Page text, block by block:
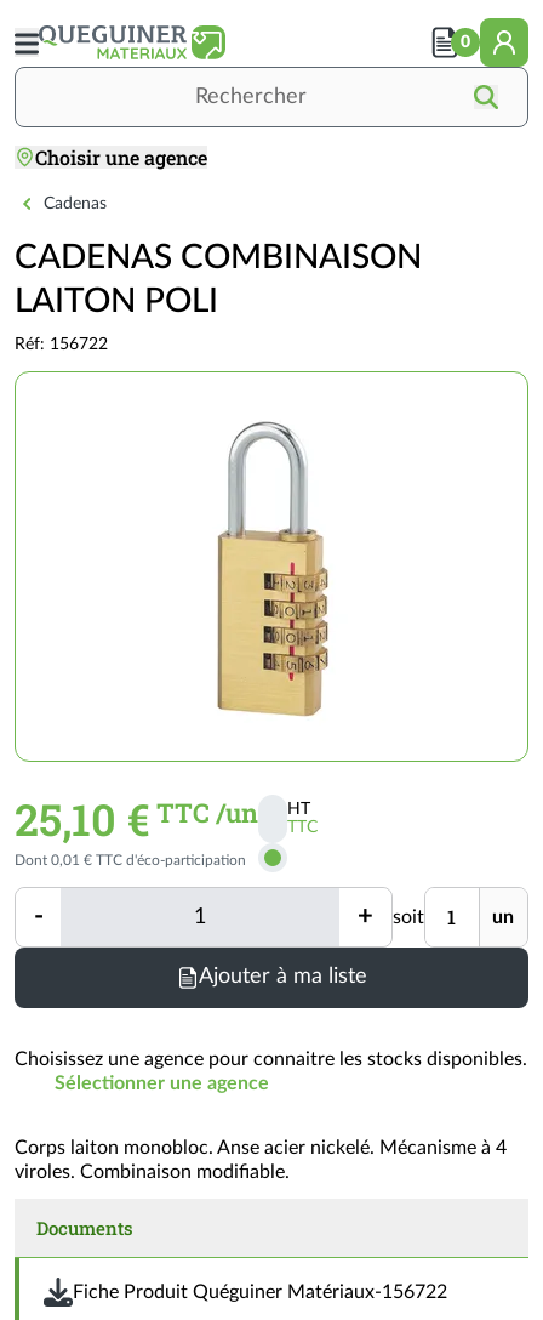
au
contenu
Choisir une agence
0
Accueil
OUTILLAGE / QUINCAILLERIE
QUINCAILLERIE
Serrurerie
Cadenas
CADENAS COMBINAISON
LAITON POLI
Réf: 156722
25,10 € TTC /un
Activer
les
prix
HT
TTC
Dont 0,01 € TTC d'éco-participation
- Quantité + soit Unité un
Ajouter à ma liste
Choisissez une agence pour connaitre les stocks disponibles.
Sélectionner une agence
Corps laiton monobloc. Anse acier nickelé. Mécanisme à 4
viroles. Combinaison modifiable.
Documents
Fiche Produit Quéguiner Matériaux-156722